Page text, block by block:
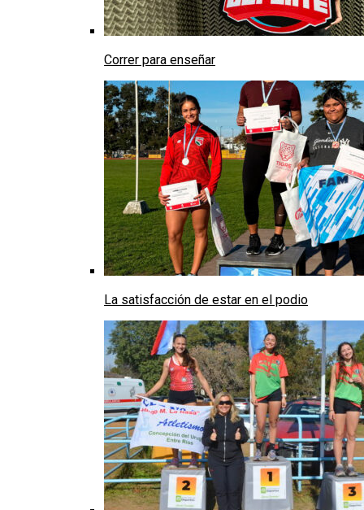
Correr para enseñar
La satisfacción de estar en el podio